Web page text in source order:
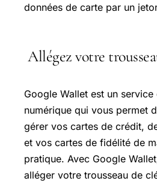
données de carte par un
Allégez votre
Google Wallet est un
numérique qui vous permet
gérer vos cartes de crédit,
et vos cartes de fidélité de
pratique. Avec Google
alléger votre trousseau de